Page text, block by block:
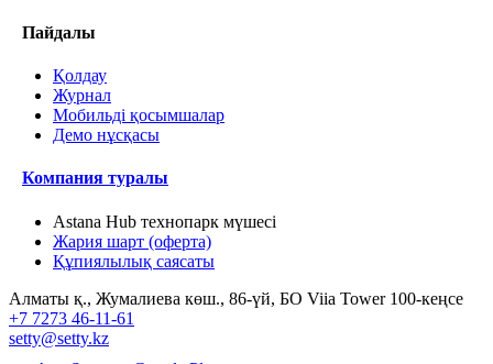
Пайдалы
Қолдау
Журнал
Мобильді қосымшалар
Демо нұсқасы
Компания туралы
Astana Hub технопарк мүшесі
Жария шарт (оферта)
Құпиялылық саясаты
Алматы қ., Жумалиева көш., 86-үй, БО Viia Tower 100-кеңсе
+7 7273 46-11-61
setty@setty.kz